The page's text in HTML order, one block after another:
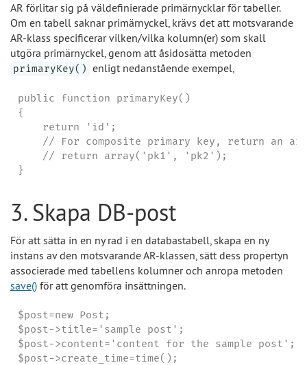
AR förlitar sig på väldefinierade primärnycklar för tabeller.
Om en tabell saknar primärnyckel, krävs det att motsvarande
AR-klass specificerar vilken/vilka kolumn(er) som skall
utgöra primärnyckel, genom att åsidosätta metoden
primaryKey() enligt nedanstående exempel,
public function primaryKey()
{
    return 'id';
// For composite primary key, return an
    // return array('pk1', 'pk2');
}
3. Skapa DB-post
För att sätta in en ny rad i en databastabell, skapa en ny
instans av den motsvarande AR-klassen, sätt dess propertyn
associerade med tabellens kolumner och anropa metoden
save() för att genomföra insättningen.
$post=new Post;
$post->title='sample post';
$post->content='content for the sample post';
$post->create_time=time();